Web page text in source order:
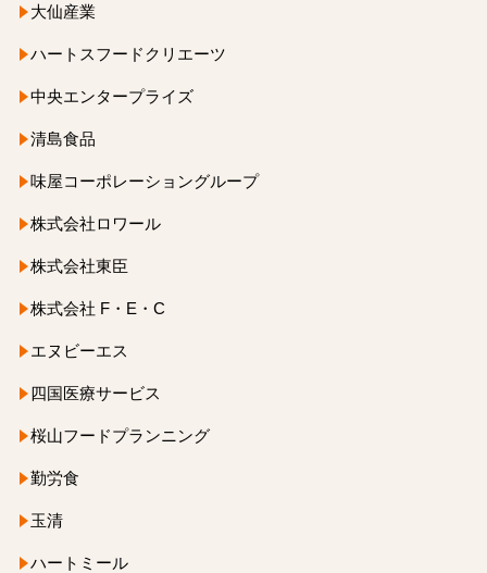
大仙産業
ハートスフードクリエーツ
中央エンタープライズ
清島食品
味屋コーポレーショングループ
株式会社ロワール
株式会社東臣
株式会社 F・E・C
エヌビーエス
四国医療サービス
桜山フードプランニング
勤労食
玉清
ハートミール